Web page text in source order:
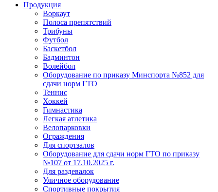
Продукция
Воркаут
Полоса препятствий
Трибуны
Футбол
Баскетбол
Бадминтон
Волейбол
Оборудование по приказу Минспорта №852 для
сдачи норм ГТО
Теннис
Хоккей
Гимнастика
Легкая атлетика
Велопарковки
Ограждения
Для спортзалов
Оборудование для сдачи норм ГТО по приказу
№107 от 17.10.2025 г.
Для раздевалок
Уличное оборудование
Спортивные покрытия